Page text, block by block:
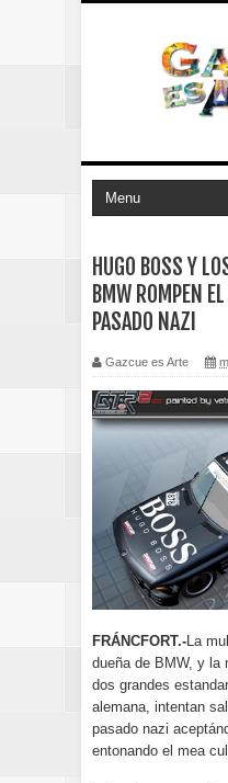
HUGO BOSS Y
BMW ROMPEN
PASADO NAZI
Gazcue es Arte
FRÁNCFORT.-La
dueña de BMW, y la
dos grandes
alemana, intentan
pasado nazi
entonando el mea